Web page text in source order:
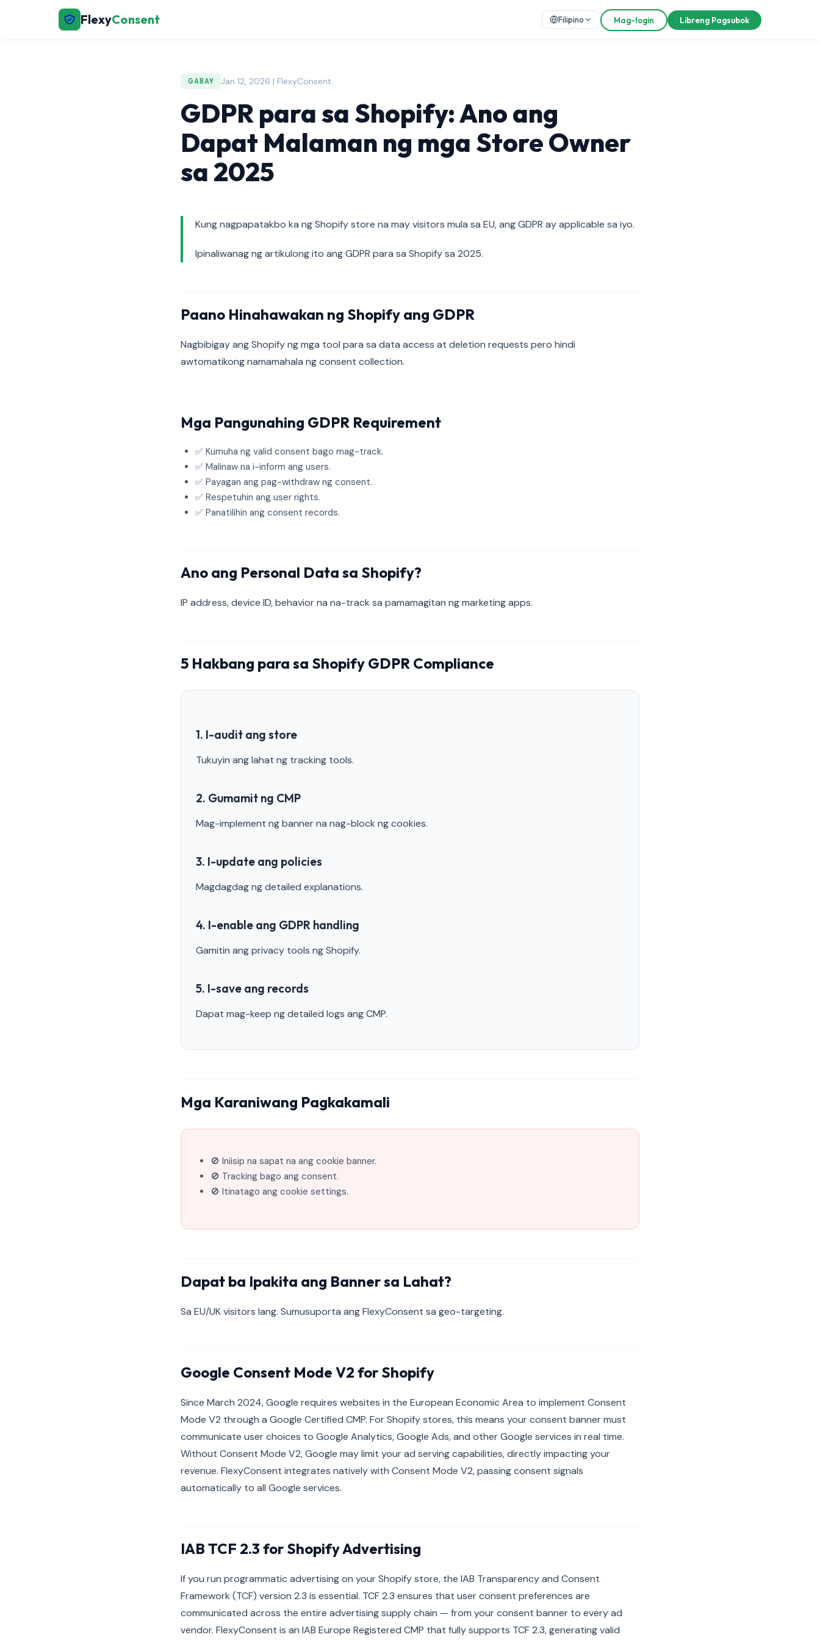
FlexyConsent Filipino Mag-login Libreng Pagsubok
GABAY Jan 12, 2026 | FlexyConsent
GDPR para sa Shopify: Ano ang
Dapat Malaman ng mga Store Owner
sa 2025
Kung nagpapatakbo ka ng Shopify store na may visitors mula sa EU, ang GDPR ay applicable sa iyo.
Ipinaliwanag ng artikulong ito ang GDPR para sa Shopify sa 2025.
Paano Hinahawakan ng Shopify ang GDPR
Nagbibigay ang Shopify ng mga tool para sa data access at deletion requests pero hindi
awtomatikong namamahala ng consent collection.
Mga Pangunahing GDPR Requirement
✅ Kumuha ng valid consent bago mag-track.
✅ Malinaw na i-inform ang users.
✅ Payagan ang pag-withdraw ng consent.
✅ Respetuhin ang user rights.
✅ Panatilihin ang consent records.
Ano ang Personal Data sa Shopify?
IP address, device ID, behavior na na-track sa pamamagitan ng marketing apps.
5 Hakbang para sa Shopify GDPR Compliance
1. I-audit ang store
Tukuyin ang lahat ng tracking tools.
2. Gumamit ng CMP
Mag-implement ng banner na nag-block ng cookies.
3. I-update ang policies
Magdagdag ng detailed explanations.
4. I-enable ang GDPR handling
Gamitin ang privacy tools ng Shopify.
5. I-save ang records
Dapat mag-keep ng detailed logs ang CMP.
Mga Karaniwang Pagkakamali
🚫 Iniisip na sapat na ang cookie banner.
🚫 Tracking bago ang consent.
🚫 Itinatago ang cookie settings.
Dapat ba Ipakita ang Banner sa Lahat?
Sa EU/UK visitors lang. Sumusuporta ang FlexyConsent sa geo-targeting.
Google Consent Mode V2 for Shopify
Since March 2024, Google requires websites in the European Economic Area to implement Consent
Mode V2 through a Google Certified CMP. For Shopify stores, this means your consent banner must
communicate user choices to Google Analytics, Google Ads, and other Google services in real time.
Without Consent Mode V2, Google may limit your ad serving capabilities, directly impacting your
revenue. FlexyConsent integrates natively with Consent Mode V2, passing consent signals
automatically to all Google services.
IAB TCF 2.3 for Shopify Advertising
If you run programmatic advertising on your Shopify store, the IAB Transparency and Consent
Framework (TCF) version 2.3 is essential. TCF 2.3 ensures that user consent preferences are
communicated across the entire advertising supply chain — from your consent banner to every ad
vendor. FlexyConsent is an IAB Europe Registered CMP that fully supports TCF 2.3, generating valid